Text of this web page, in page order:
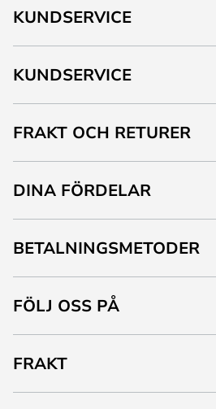
KUNDSERVICE
KUNDSERVICE
FRAKT OCH RETURER
DINA FÖRDELAR
BETALNINGSMETODER
FÖLJ OSS PÅ
FRAKT